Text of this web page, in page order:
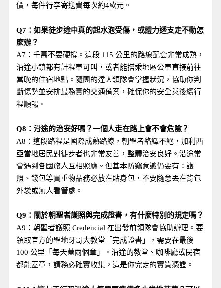
價，每件行李寄送費每次約4歐元。
Q7：如果徒步途中真的起水泡受傷，或體力透支走不動怎
麼辦？
A7：千萬不要硬撐。這段 115 公里的路線配套非常成熟，
沿途小鎮都有計程車可叫，或者能搭乘地區公車直接前往
當晚的住宿地點。隨團的達人領隊會掌握狀況，協助你判
斷傷勢並安排最務實的交通備案，確保你的安全與後續行
程順暢。
Q8：沿途的治安好嗎？一個人走在路上會不會危險？
A8：這段路程是國際成熟路線，朝聖者絡繹不絕，加利西
亞當地居民對徒步者也非常友善，整體治安良好。沿途常
會遇到各國旅人互相照應。但基本防竊意識仍要有：護
照、錢包等貴重物品務必放在貼身包，不要隨意丟在背包
外袋或無人看管處。
Q9：關於朝聖者護照與完成證書，有什麼特別的規定嗎？
A9：朝聖者護照 Credencial 在出發前領隊會協助辦理。要
領取官方的聖地牙哥大教堂「完成證書」，需要在最後
100 公里「每天蓋兩個章」。沿途的教堂、咖啡廳或民宿
都能蓋章，請務必確實收集，這是你完走的實質憑證。